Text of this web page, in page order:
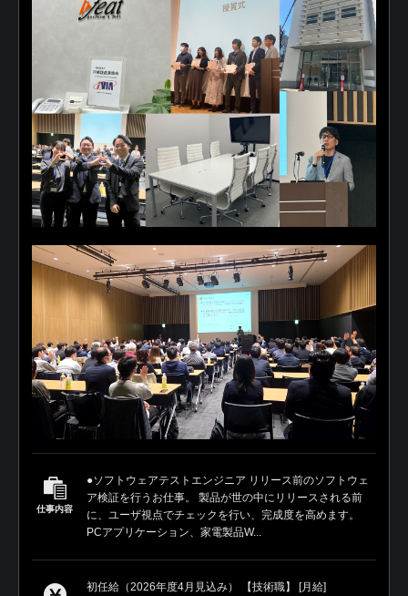
仕事内容
●ソフトウェアテストエンジニア リリース前のソフトウェ
ア検証を行うお仕事。 製品が世の中にリリースされる前
に、ユーザ視点でチェックを行い、完成度を高めます。
PCアプリケーション、家電製品W...
初任給（2026年度4月見込み） 【技術職】 [月給]